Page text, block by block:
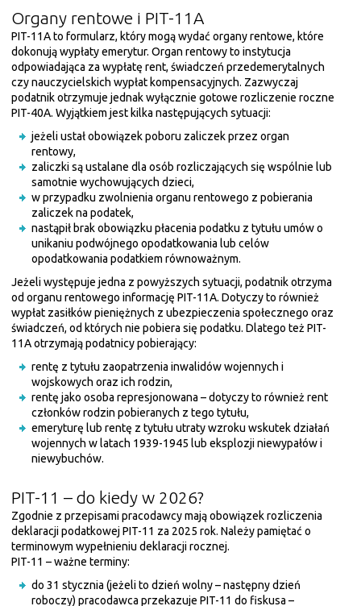
Organy rentowe i PIT-11A
PIT-11A to formularz, który mogą wydać organy rentowe, które
dokonują wypłaty emerytur. Organ rentowy to instytucja
odpowiadająca za wypłatę rent, świadczeń przedemerytalnych
czy nauczycielskich wypłat kompensacyjnych. Zazwyczaj
podatnik otrzymuje jednak wyłącznie gotowe rozliczenie roczne
PIT-40A. Wyjątkiem jest kilka następujących sytuacji:
jeżeli ustał obowiązek poboru zaliczek przez organ
rentowy,
zaliczki są ustalane dla osób rozliczających się wspólnie lub
samotnie wychowujących dzieci,
w przypadku zwolnienia organu rentowego z pobierania
zaliczek na podatek,
nastąpił brak obowiązku płacenia podatku z tytułu umów o
unikaniu podwójnego opodatkowania lub celów
opodatkowania podatkiem równoważnym.
Jeżeli występuje jedna z powyższych sytuacji, podatnik otrzyma
od organu rentowego informację PIT-11A. Dotyczy to również
wypłat zasiłków pieniężnych z ubezpieczenia społecznego oraz
świadczeń, od których nie pobiera się podatku. Dlatego też PIT-
11A otrzymają podatnicy pobierający:
rentę z tytułu zaopatrzenia inwalidów wojennych i
wojskowych oraz ich rodzin,
rentę jako osoba represjonowana – dotyczy to również rent
członków rodzin pobieranych z tego tytułu,
emeryturę lub rentę z tytułu utraty wzroku wskutek działań
wojennych w latach 1939-1945 lub eksplozji niewypałów i
niewybuchów.
PIT-11 – do kiedy w 2026?
Zgodnie z przepisami pracodawcy mają obowiązek rozliczenia
deklaracji podatkowej PIT-11 za 2025 rok. Należy pamiętać o
terminowym wypełnieniu deklaracji rocznej.
PIT-11 – ważne terminy:
do 31 stycznia (jeżeli to dzień wolny – następny dzień
roboczy) pracodawca przekazuje PIT-11 do fiskusa –